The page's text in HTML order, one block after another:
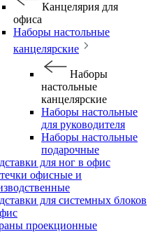
Канцелярия для
офиса
Наборы настольные
канцелярские
Наборы
настольные
канцелярские
Наборы настольные
для руководителя
Наборы настольные
подарочные
для ног в офис
офисные и
для системных блоков
проекционные